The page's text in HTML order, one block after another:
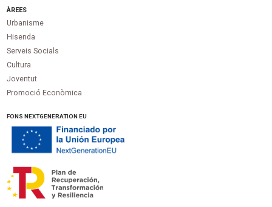
ÀREES
Urbanisme
Hisenda
Serveis Socials
Cultura
Joventut
Promoció Econòmica
FONS NEXTGENERATION EU